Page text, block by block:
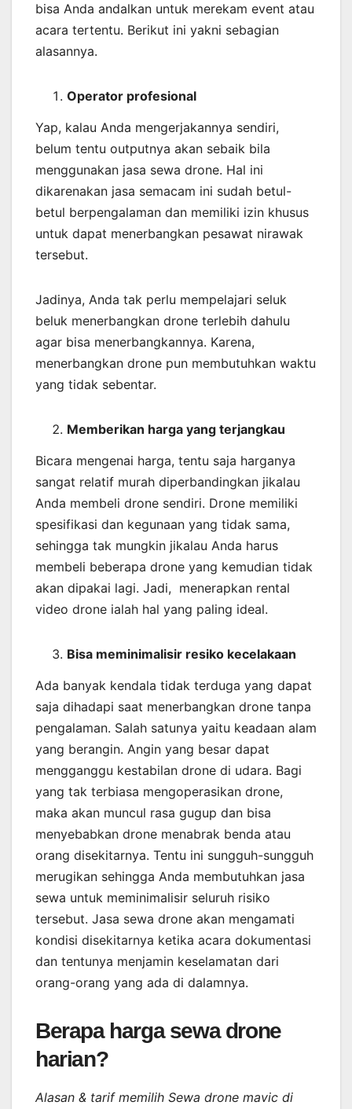
bisa Anda andalkan untuk merekam event atau
acara tertentu. Berikut ini yakni sebagian
alasannya.
Operator profesional
Yap, kalau Anda mengerjakannya sendiri,
belum tentu outputnya akan sebaik bila
menggunakan jasa sewa drone. Hal ini
dikarenakan jasa semacam ini sudah betul-
betul berpengalaman dan memiliki izin khusus
untuk dapat menerbangkan pesawat nirawak
tersebut.
Jadinya, Anda tak perlu mempelajari seluk
beluk menerbangkan drone terlebih dahulu
agar bisa menerbangkannya. Karena,
menerbangkan drone pun membutuhkan waktu
yang tidak sebentar.
Memberikan harga yang terjangkau
Bicara mengenai harga, tentu saja harganya
sangat relatif murah diperbandingkan jikalau
Anda membeli drone sendiri. Drone memiliki
spesifikasi dan kegunaan yang tidak sama,
sehingga tak mungkin jikalau Anda harus
membeli beberapa drone yang kemudian tidak
akan dipakai lagi. Jadi, menerapkan rental
video drone ialah hal yang paling ideal.
Bisa meminimalisir resiko kecelakaan
Ada banyak kendala tidak terduga yang dapat
saja dihadapi saat menerbangkan drone tanpa
pengalaman. Salah satunya yaitu keadaan alam
yang berangin. Angin yang besar dapat
mengganggu kestabilan drone di udara. Bagi
yang tak terbiasa mengoperasikan drone,
maka akan muncul rasa gugup dan bisa
menyebabkan drone menabrak benda atau
orang disekitarnya. Tentu ini sungguh-sungguh
merugikan sehingga Anda membutuhkan jasa
sewa untuk meminimalisir seluruh risiko
tersebut. Jasa sewa drone akan mengamati
kondisi disekitarnya ketika acara dokumentasi
dan tentunya menjamin keselamatan dari
orang-orang yang ada di dalamnya.
Berapa harga sewa drone
harian?
Alasan & tarif memilih Sewa drone mavic di